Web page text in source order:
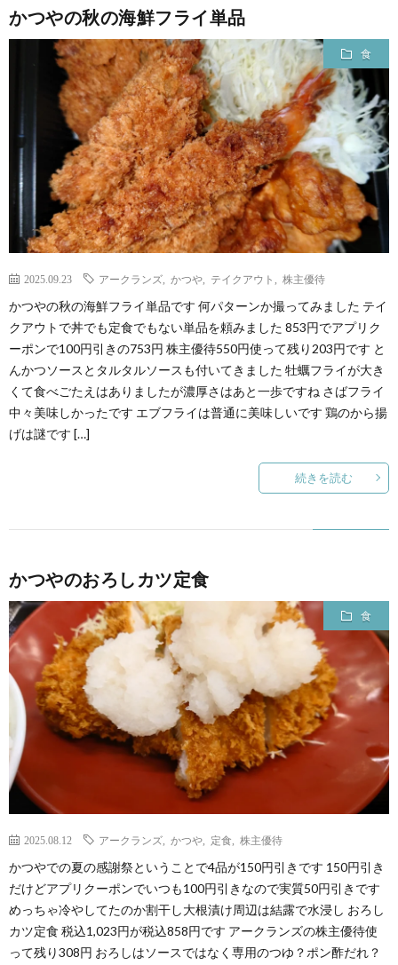
かつやの秋の海鮮フライ単品
食
2025.09.23 アークランズ かつや テイクアウト 株主優待
かつやの秋の海鮮フライ単品です 何パターンか撮ってみました テイ
クアウトで丼でも定食でもない単品を頼みました 853円でアプリク
ーポンで100円引きの753円 株主優待550円使って残り203円です と
んかつソースとタルタルソースも付いてきました 牡蠣フライが大き
くて食べごたえはありましたが濃厚さはあと一歩ですね さばフライ
中々美味しかったです エブフライは普通に美味しいです 鶏のから揚
げは謎です […]
続きを読む
かつやのおろしカツ定食
食
2025.08.12 アークランズ かつや 定食 株主優待
かつやでの夏の感謝祭ということで4品が150円引きです 150円引き
だけどアプリクーポンでいつも100円引きなので実質50円引きです
めっちゃ冷やしてたのか割干し大根漬け周辺は結露で水浸し おろし
カツ定食 税込1,023円が税込858円です アークランズの株主優待使
って残り308円 おろしはソースではなく専用のつゆ？ポン酢だれ？